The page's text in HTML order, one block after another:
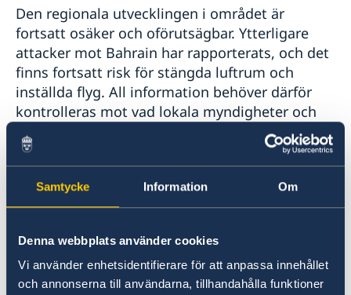
Samtycke Information Om
Denna webbplats använder cookies
Vi använder enhetsidentifierare för att anpassa innehållet
och annonserna till användarna, tillhandahålla funktioner
Om svenskt medborgarskap
Gifta sig utomlands
Avgifter
Legaliseringar
Allmänna säkerhetsläget
Terrorism
Naturförhållanden och katastrofer
In- och utresebestämmelser
Hälso- och sjukvård
Lokala lagar och sedvänjor
Kriminalitet och personlig säkerhet
Trafiksäkerhet
Om olyckan är framme
Den regionala utvecklingen i området är
fortsatt osäker och oförutsägbar. Ytterligare
attacker mot Bahrain har rapporterats, och det
finns fortsatt risk för stängda luftrum och
inställda flyg. All information behöver därför
kontrolleras mot vad lokala myndigheter och
researrangörer anger. Det är viktigt att
noggrant följa anvisningar från lokala
myndigheter och att hålla sig uppdaterad om
händelseutvecklingen via etablerade
nyhetskällor.
flygresa påverkas av stängning av luftrum.